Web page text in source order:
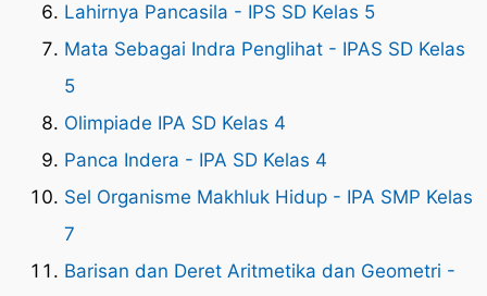
Lahirnya Pancasila - IPS SD Kelas 5
Mata Sebagai Indra Penglihat - IPAS SD Kelas
5
Olimpiade IPA SD Kelas 4
Panca Indera - IPA SD Kelas 4
Sel Organisme Makhluk Hidup - IPA SMP Kelas
7
Barisan dan Deret Aritmetika dan Geometri -